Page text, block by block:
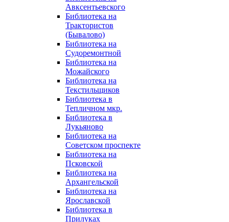
Авксентьевского
Библиотека на
Трактористов
(Бывалово)
Библиотека на
Судоремонтной
Библиотека на
Можайского
Библиотека на
Текстильщиков
Библиотека в
Тепличном мкр.
Библиотека в
Лукьяново
Библиотека на
Советском проспекте
Библиотека на
Псковской
Библиотека на
Архангельской
Библиотека на
Ярославской
Библиотека в
Прилуках